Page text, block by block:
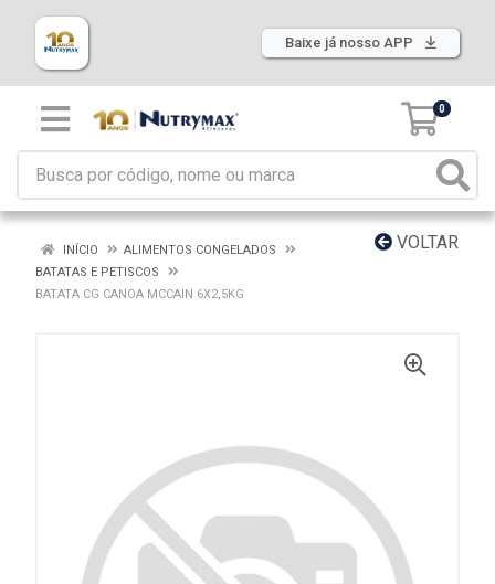
Baixe já nosso APP
0
VOLTAR
INÍCIO
ALIMENTOS CONGELADOS
BATATAS E PETISCOS
BATATA CG CANOA MCCAIN 6X2,5KG